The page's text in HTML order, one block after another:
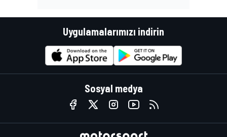
Uygulamalarımızı indirin
Sosyal medya